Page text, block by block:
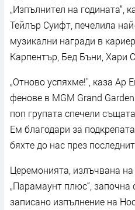
„Изпълнител на годината“,
Тейлър Суифт, печелила
музикални награди в
Карпентър, Бед Бъни, Хари
„Отново успяхме!", каза Ар
фенове в MGM Grand
поп групата спечели
Ем благодари за
бяхте до нас през
Церемонията, излъчвана
„Парамаунт плюс“, започна
записано изпълнение на